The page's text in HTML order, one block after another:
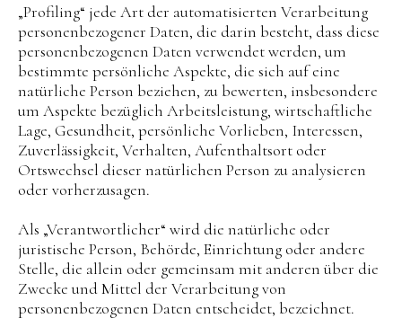
„Profiling“ jede Art der automatisierten Verarbeitung
personenbezogener Daten, die darin besteht, dass diese
personenbezogenen Daten verwendet werden, um
bestimmte persönliche Aspekte, die sich auf eine
natürliche Person beziehen, zu bewerten, insbesondere
um Aspekte bezüglich Arbeitsleistung, wirtschaftliche
Lage, Gesundheit, persönliche Vorlieben, Interessen,
Zuverlässigkeit, Verhalten, Aufenthaltsort oder
Ortswechsel dieser natürlichen Person zu analysieren
oder vorherzusagen.
Als „Verantwortlicher“ wird die natürliche oder
juristische Person, Behörde, Einrichtung oder andere
Stelle, die allein oder gemeinsam mit anderen über die
Zwecke und Mittel der Verarbeitung von
personenbezogenen Daten entscheidet, bezeichnet.